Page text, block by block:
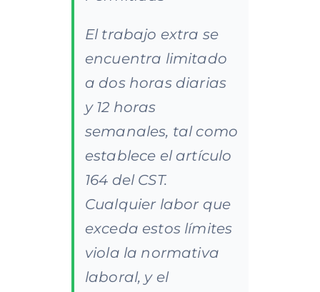
El trabajo extra se
encuentra limitado
a dos horas diarias
y 12 horas
semanales, tal como
establece el artículo
164 del CST.
Cualquier labor que
exceda estos límites
viola la normativa
laboral, y el